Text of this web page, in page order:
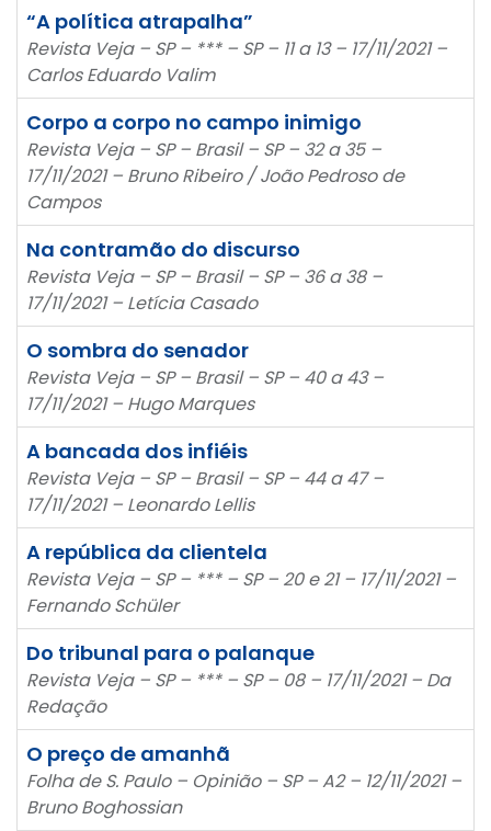
“A política atrapalha”
Revista Veja – SP – *** – SP – 11 a 13 – 17/11/2021 –
Carlos Eduardo Valim
Corpo a corpo no campo inimigo
Revista Veja – SP – Brasil – SP – 32 a 35 –
17/11/2021 – Bruno Ribeiro / João Pedroso de
Campos
Na contramão do discurso
Revista Veja – SP – Brasil – SP – 36 a 38 –
17/11/2021 – Letícia Casado
O sombra do senador
Revista Veja – SP – Brasil – SP – 40 a 43 –
17/11/2021 – Hugo Marques
A bancada dos infiéis
Revista Veja – SP – Brasil – SP – 44 a 47 –
17/11/2021 – Leonardo Lellis
A república da clientela
Revista Veja – SP – *** – SP – 20 e 21 – 17/11/2021 –
Fernando Schüler
Do tribunal para o palanque
Revista Veja – SP – *** – SP – 08 – 17/11/2021 – Da
Redação
O preço de amanhã
Folha de S. Paulo – Opinião – SP – A2 – 12/11/2021 –
Bruno Boghossian